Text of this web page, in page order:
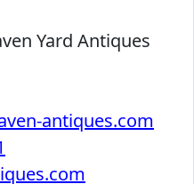
Yard Antiques
antiques.com